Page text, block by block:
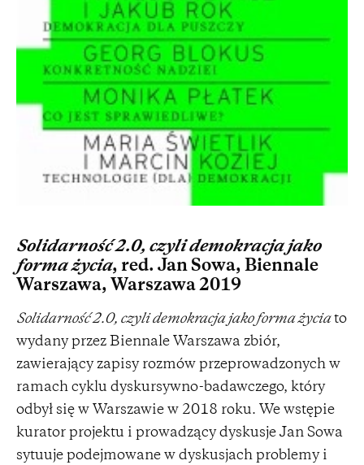
Solidarność 2.0, czyli demokracja jako
forma życia, red. Jan Sowa, Biennale
Warszawa, Warszawa 2019
Solidarność 2.0, czyli demokracja jako forma życiato
wydany przez Biennale Warszawa zbiór,
zawierający zapisy rozmów przeprowadzonych w
ramach cyklu dyskursywno-badawczego, który
odbył się w Warszawie w 2018 roku. We wstępie
kurator projektu i prowadzący dyskusje Jan Sowa
sytuuje podejmowane w dyskusjach problemy i